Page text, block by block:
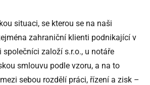
situaci, se kterou se na naši
zahraniční klienti podnikající v
společníci založí s.r.o., u notáře
smlouvu podle vzoru, a na to
sebou rozdělí práci, řízení a zisk –